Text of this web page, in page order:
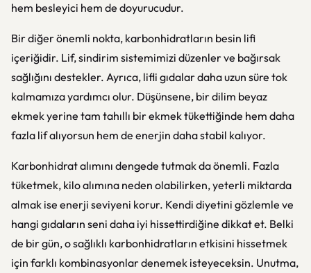
hem besleyici hem de doyurucudur.
Bir diğer önemli nokta, karbonhidratların besin lifi
içeriğidir. Lif, sindirim sistemimizi düzenler ve bağırsak
sağlığını destekler. Ayrıca, lifli gıdalar daha uzun süre tok
kalmamıza yardımcı olur. Düşünsene, bir dilim beyaz
ekmek yerine tam tahıllı bir ekmek tükettiğinde hem daha
fazla lif alıyorsun hem de enerjin daha stabil kalıyor.
Karbonhidrat alımını dengede tutmak da önemli. Fazla
tüketmek, kilo alımına neden olabilirken, yeterli miktarda
almak ise enerji seviyeni korur. Kendi diyetini gözlemle ve
hangi gıdaların seni daha iyi hissettirdiğine dikkat et. Belki
de bir gün, o sağlıklı karbonhidratların etkisini hissetmek
için farklı kombinasyonlar denemek isteyeceksin. Unutma,